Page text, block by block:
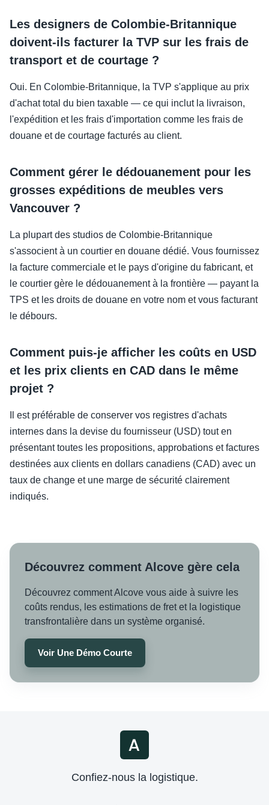
Les designers de Colombie-Britannique
doivent-ils facturer la TVP sur les frais de
transport et de courtage ?
Oui. En Colombie-Britannique, la TVP s'applique au prix
d'achat total du bien taxable — ce qui inclut la livraison,
l'expédition et les frais d'importation comme les frais de
douane et de courtage facturés au client.
Comment gérer le dédouanement pour les
grosses expéditions de meubles vers
Vancouver ?
La plupart des studios de Colombie-Britannique
s'associent à un courtier en douane dédié. Vous fournissez
la facture commerciale et le pays d'origine du fabricant, et
le courtier gère le dédouanement à la frontière — payant la
TPS et les droits de douane en votre nom et vous facturant
le débours.
Comment puis-je afficher les coûts en USD
et les prix clients en CAD dans le même
projet ?
Il est préférable de conserver vos registres d'achats
internes dans la devise du fournisseur (USD) tout en
présentant toutes les propositions, approbations et factures
destinées aux clients en dollars canadiens (CAD) avec un
taux de change et une marge de sécurité clairement
indiqués.
Découvrez comment Alcove gère cela
Découvrez comment Alcove vous aide à suivre les
coûts rendus, les estimations de fret et la logistique
transfrontalière dans un système organisé.
Voir Une Démo Courte
Confiez-nous la logistique.